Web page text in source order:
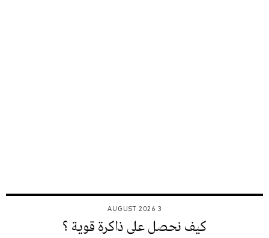
3 AUGUST 2026
كيف نحصل على ذاكرة قوية ؟